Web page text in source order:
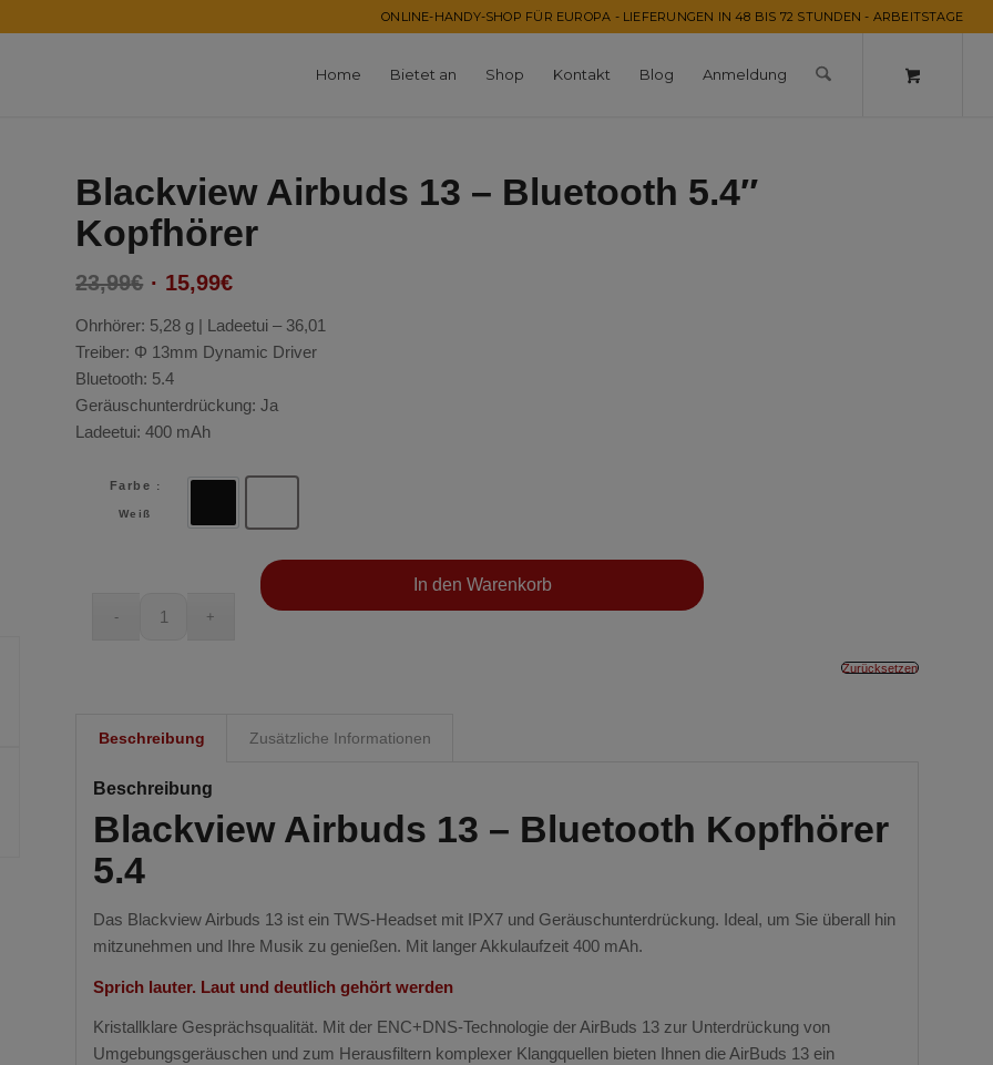
ONLINE-HANDY-SHOP FÜR EUROPA - LIEFERUNGEN IN 48 BIS 72 STUNDEN - ARBEITSTAGE
Home Bietet an Shop Kontakt Blog Anmeldung
Blackview Airbuds 13 – Bluetooth 5.4″
Kopfhörer
23,99€ Ursprünglicher
war:
23,99€
15,99€Aktueller
ist:
15,99€.
Ohrhörer: 5,28 g | Ladeetui – 36,01
Treiber: Φ 13mm Dynamic Driver
Bluetooth: 5.4
Geräuschunterdrückung: Ja
Ladeetui: 400 mAh
Farbe :
Weiß
Zurücksetzen
In den Warenkorb
Beschreibung Zusätzliche Informationen
Beschreibung
Blackview Airbuds 13 – Bluetooth Kopfhörer
5.4
Das Blackview Airbuds 13 ist ein TWS-Headset mit IPX7 und Geräuschunterdrückung. Ideal, um Sie überall hin
mitzunehmen und Ihre Musik zu genießen. Mit langer Akkulaufzeit 400 mAh.
Sprich lauter. Laut und deutlich gehört werden
Kristallklare Gesprächsqualität. Mit der ENC+DNS-Technologie der AirBuds 13 zur Unterdrückung von
Umgebungsgeräuschen und zum Herausfiltern komplexer Klangquellen bieten Ihnen die AirBuds 13 ein